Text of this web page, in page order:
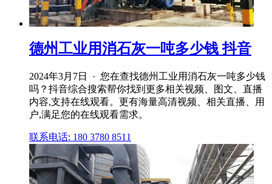
德州工业用消石灰一吨多少钱 抖音
2024年3月7日 · 您在查找德州工业用消石灰一吨多少钱
吗？抖音综合搜索帮你找到更多相关视频、图文、直播
内容,支持在线观看。更有海量高清视频、相关直播、用
户,满足您的在线观看需求。
联系电话: 180 3780 8511